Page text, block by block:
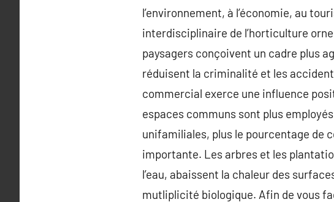
l’environnement, à l’économie, au
interdisciplinaire de l’horticulture
paysagers conçoivent un cadre plus
réduisent la criminalité et les
commercial exerce une influence
espaces communs sont plus
unifamiliales, plus le pourcentage de
importante. Les arbres et les
l’eau, abaissent la chaleur des
mutliplicité biologique. Afin de vous